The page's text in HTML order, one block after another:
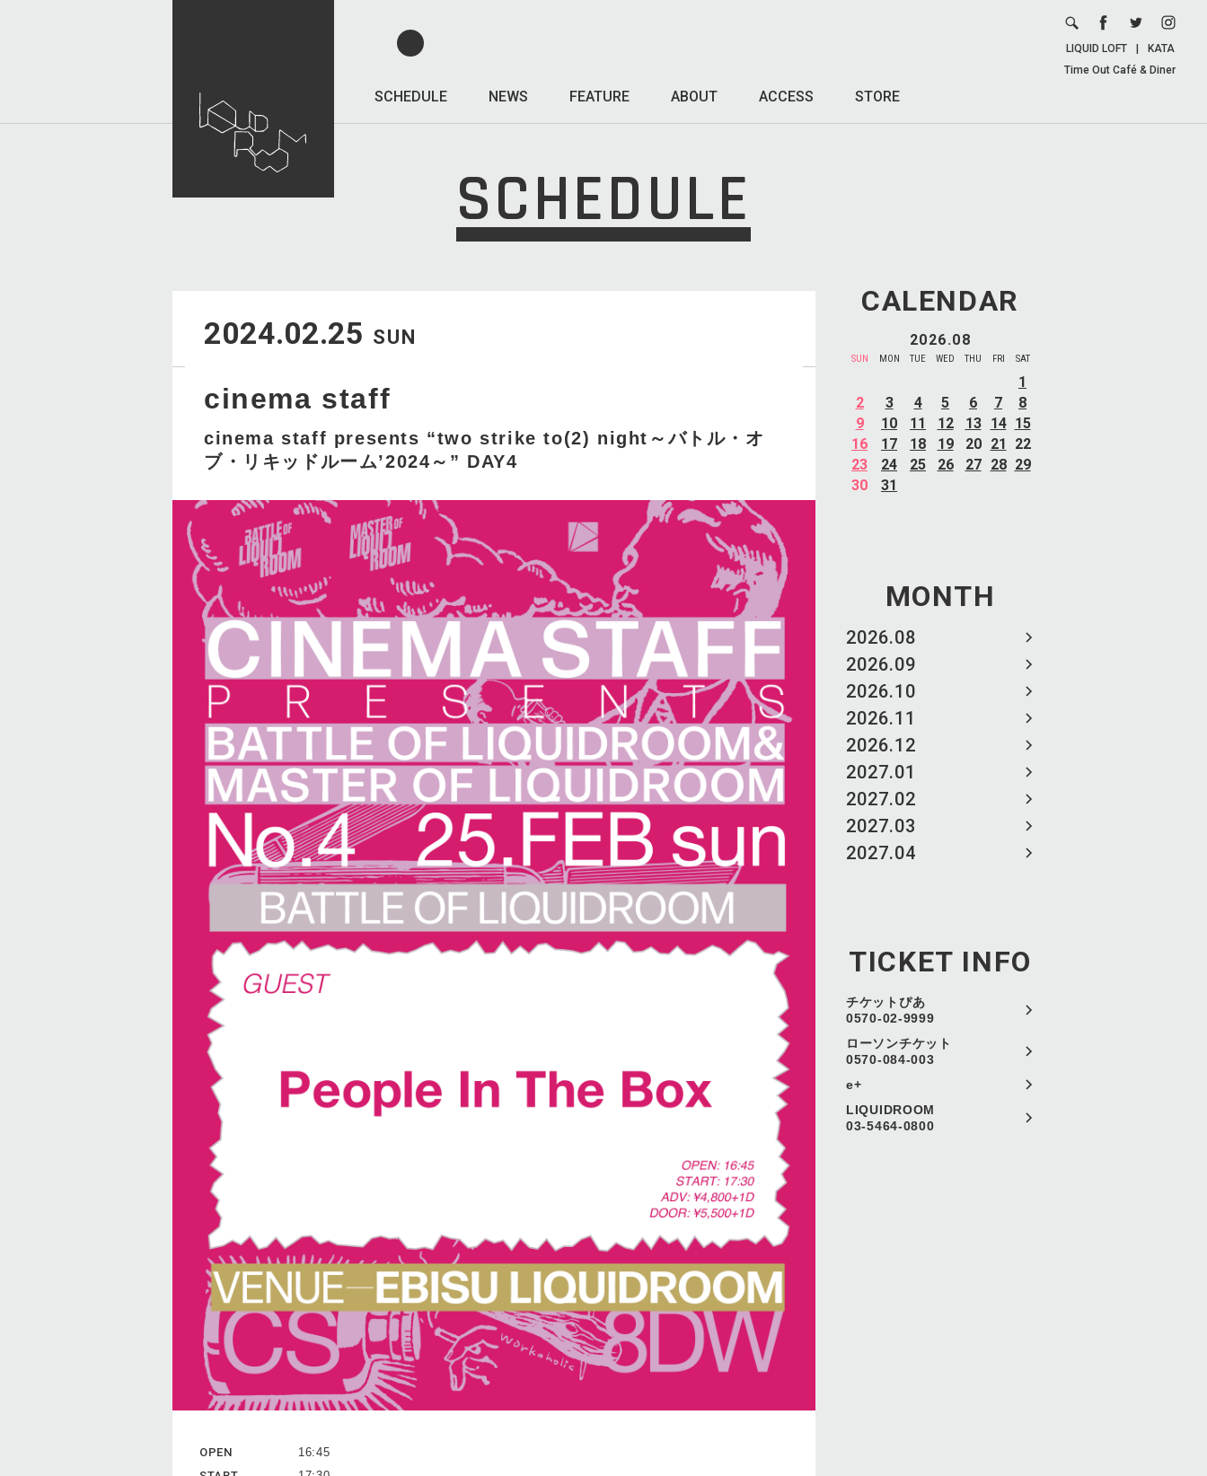
SCHEDULE NEWS FEATURE ABOUT ACCESS STORE
LIQUID LOFT
KATA
Time Out Café & Diner
SCHEDULE
CALENDAR
2026.08
SUN MON TUE WED THU FRI SAT
1
2
3 4 5 6 7
8
9
10 11 12 13 14 15
16
17 18 19 20 21
22
23
24 25 26 27 28 29
30
31
MONTH
2026.08
2026.09
2026.10
2026.11
2026.12
2027.01
2027.02
2027.03
2027.04
TICKET INFO
チケットぴあ
0570-02-9999
ローソンチケット
0570-084-003
e+
LIQUIDROOM
03-5464-0800
2024.02.25 SUN
cinema staff
cinema staff presents “two strike to(2) night～バトル・オ
ブ・リキッドルーム’2024～” DAY4
OPEN
16:45